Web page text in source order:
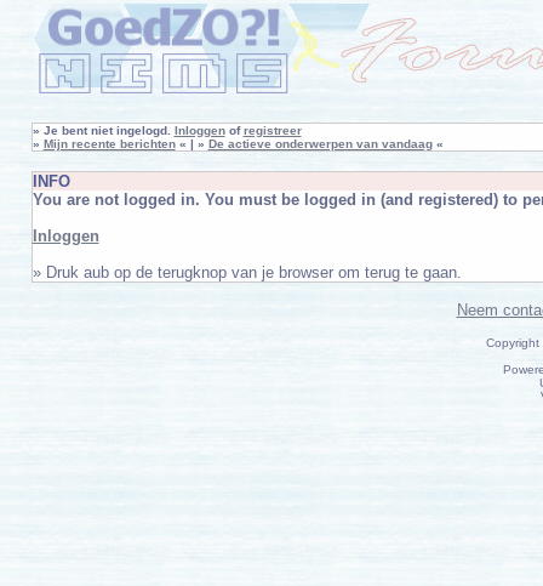
» Je bent niet ingelogd. Inloggenofregistreer
» Mijn recente berichten« | » De actieve onderwerpen van vandaag«
INFO
You are not logged in. You must be logged in (and registered) to
Inloggen
» Druk aub op de terugknop van je browser om terug te gaan.
Neem
Copyright